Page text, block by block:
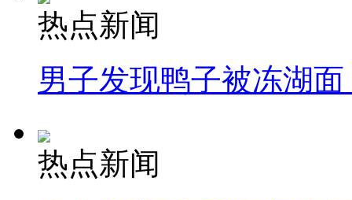
热点新闻
男子发现鸭子被冻湖
热点新闻